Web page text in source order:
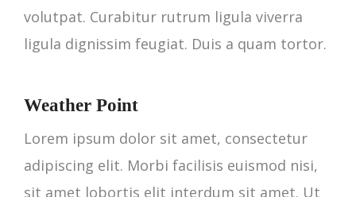
volutpat. Curabitur rutrum ligula viverra
ligula dignissim feugiat. Duis a quam tortor.
Weather Point
Lorem ipsum dolor sit amet, consectetur
adipiscing elit. Morbi facilisis euismod nisi,
sit amet lobortis elit interdum sit amet. Ut